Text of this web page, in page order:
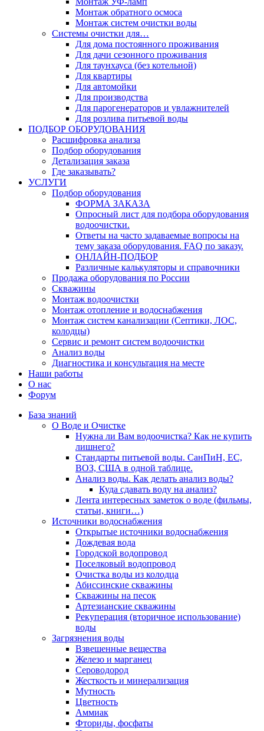
Монтаж обратного осмоса
Монтаж систем очистки воды
Системы очистки для…
Для дома постоянного проживания
Для дачи сезонного проживания
Для таунхауса (без котельной)
Для квартиры
Для автомойки
Для производства
Для парогенераторов и увлажнителей
Для розлива питьевой воды
ПОДБОР ОБОРУДОВАНИЯ
Расшифровка анализа
Подбор оборудования
Детализация заказа
Где заказывать?
УСЛУГИ
Подбор оборудования
ФОРМА ЗАКАЗА
Опросный лист для подбора оборудования
водоочистки.
Ответы на часто задаваемые вопросы на
тему заказа оборудования. FAQ по заказу.
ОНЛАЙН-ПОДБОР
Различные калькуляторы и справочники
Продажа оборудования по России
Скважины
Монтаж водоочистки
Монтаж отопление и водоснабжения
Монтаж систем канализации (Септики, ЛОС,
колодцы)
Сервис и ремонт систем водоочистки
Анализ воды
Диагностика и консультация на месте
Наши работы
О нас
Форум
База знаний
О Воде и Очистке
Нужна ли Вам водоочистка? Как не купить
лишнего?
Стандарты питьевой воды. СанПиН, ЕС,
ВОЗ, США в одной таблице.
Анализ воды. Как делать анализ воды?
Куда сдавать воду на анализ?
Лента интересных заметок о воде (фильмы,
статьи, книги…)
Источники водоснабжения
Открытые источники водоснабжения
Дождевая вода
Городской водопровод
Поселковый водопровод
Очистка воды из колодца
Абиссинские скважины
Скважины на песок
Артезианские скважины
Рекуперация (вторичное использование)
воды
Загрязнения воды
Взвешенные вещества
Железо и марганец
Сероводород
Жесткость и минерализация
Мутность
Цветность
Аммиак
Фториды, фосфаты